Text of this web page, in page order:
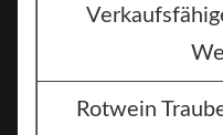
Rotwein